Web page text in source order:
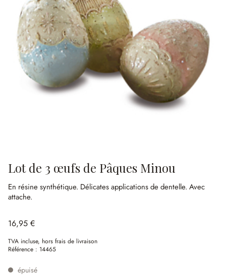
Lot de 3 œufs de Pâques Minou
En résine synthétique. Délicates applications de dentelle. Avec
attache.
16,95 €
TVA incluse, hors frais de livraison
Référence : 14465
épuisé